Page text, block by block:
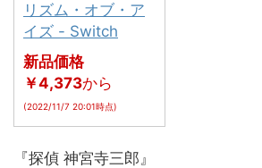
リズム・オブ・ア
イズ - Switch
新品価格
￥4,373から
(2022/11/7 20:01時点)
『探偵 神宮寺三郎』